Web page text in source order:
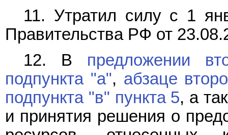
11. Утратил силу с 1
Правительства РФ от
12. В предложении
подпункта "а", абзаце
подпункта "в" пункта 5, а
и принятия решения о